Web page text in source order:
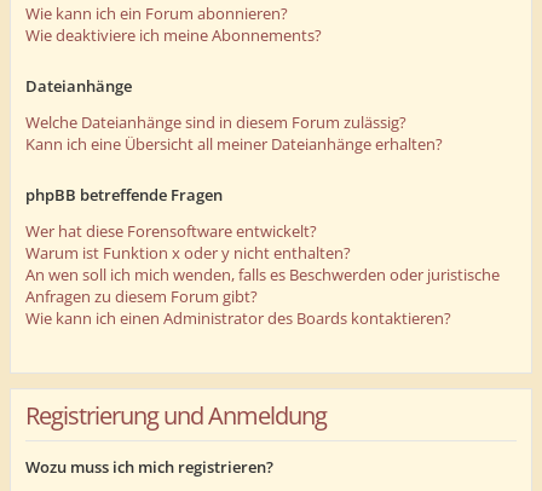
Wie kann ich ein Forum abonnieren?
Wie deaktiviere ich meine Abonnements?
Dateianhänge
Welche Dateianhänge sind in diesem Forum zulässig?
Kann ich eine Übersicht all meiner Dateianhänge erhalten?
phpBB betreffende Fragen
Wer hat diese Forensoftware entwickelt?
Warum ist Funktion x oder y nicht enthalten?
An wen soll ich mich wenden, falls es Beschwerden oder juristische
Anfragen zu diesem Forum gibt?
Wie kann ich einen Administrator des Boards kontaktieren?
Registrierung und Anmeldung
Wozu muss ich mich registrieren?